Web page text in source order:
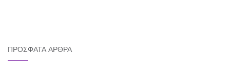
ΠΡΌΣΦΑΤΑ ΆΡΘΡΑ